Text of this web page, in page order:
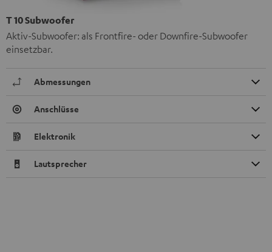
T 10 Subwoofer
Aktiv-Subwoofer: als Frontfire- oder Downfire-Subwoofer
einsetzbar.
Abmessungen
Anschlüsse
Elektronik
Lautsprecher